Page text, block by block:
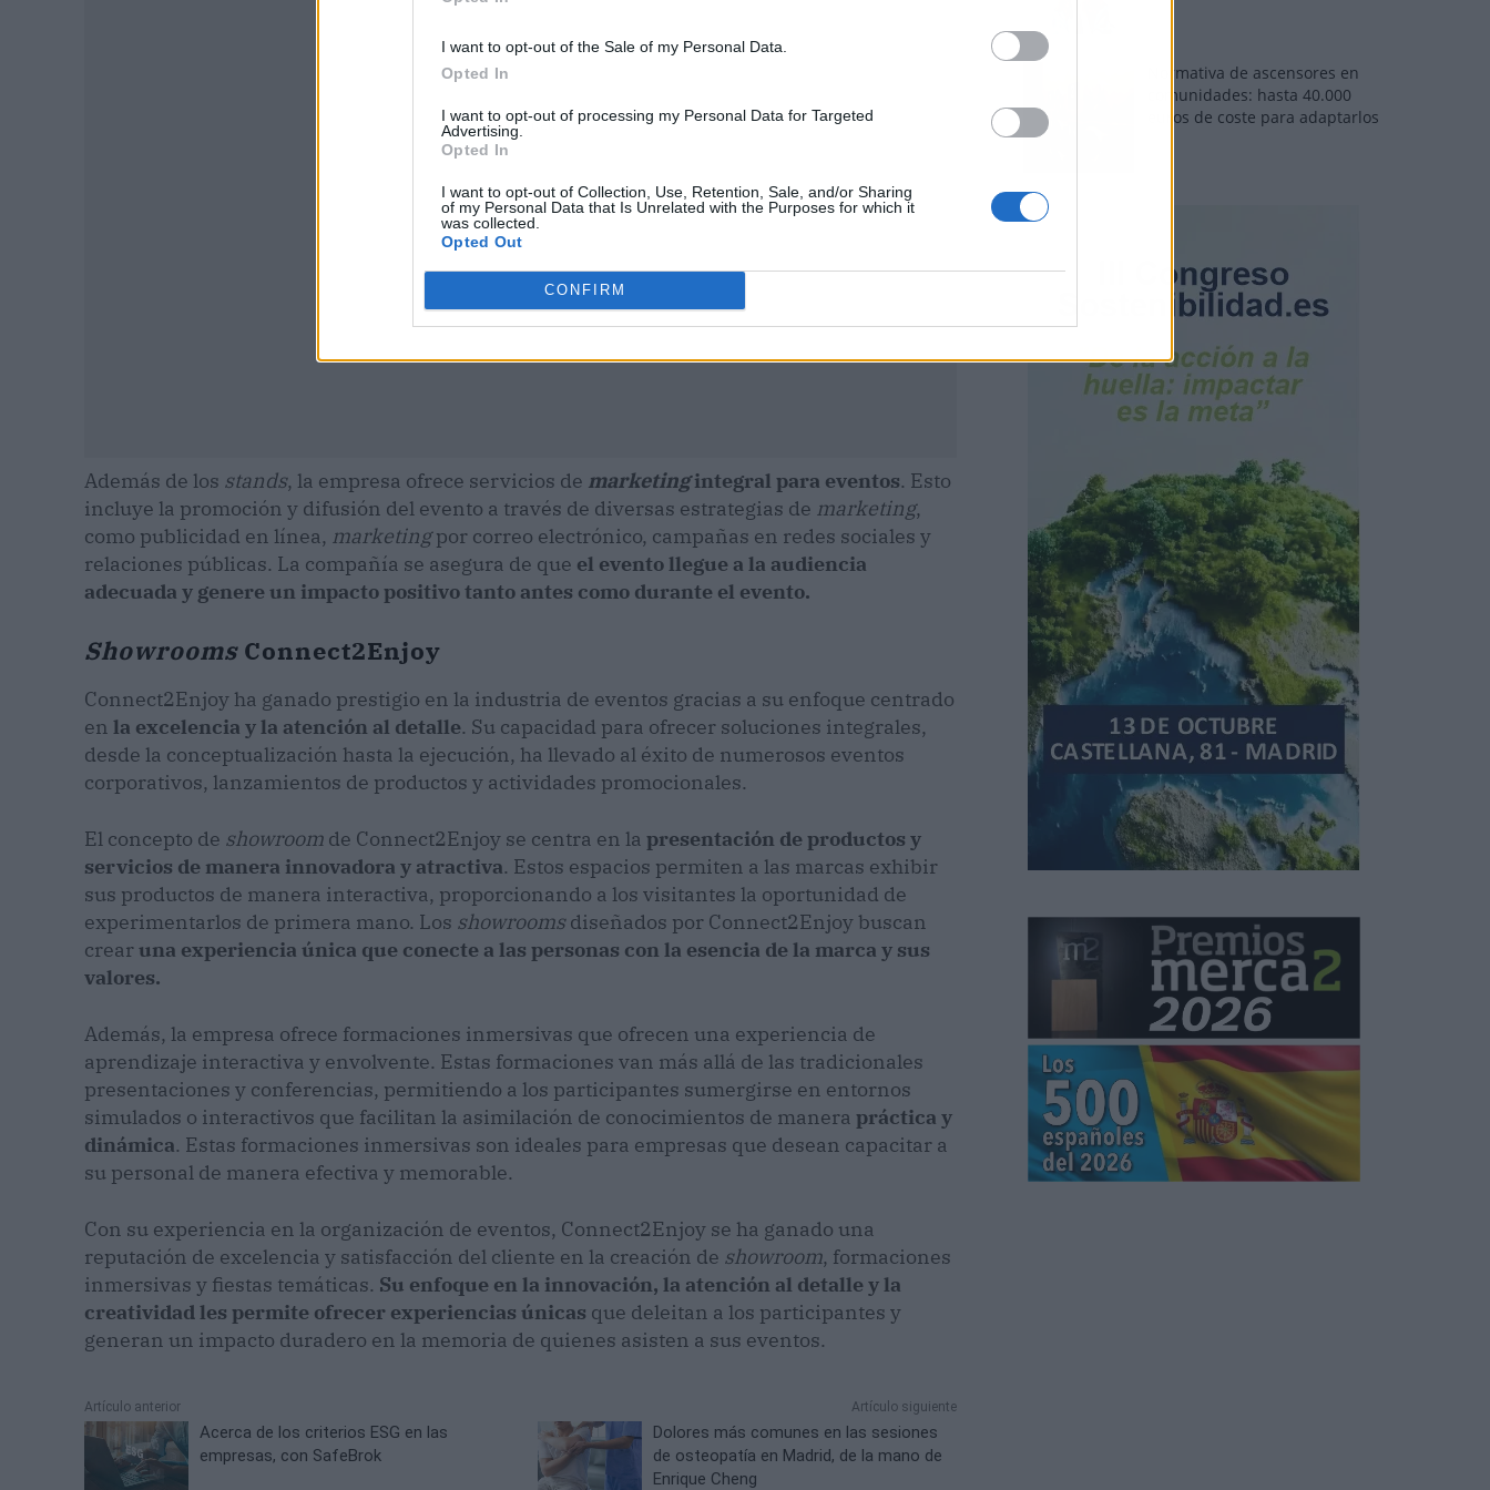
I want to opt-out of the Sale of my Personal Data.
Opted In
I want to opt-out of processing my Personal Data for Targeted
Advertising.
Opted In
I want to opt-out of Collection, Use, Retention, Sale, and/or Sharing
of my Personal Data that Is Unrelated with the Purposes for which it
was collected.
Opted Out
CONFIRM
Publicidad
Además de los stands, la empresa ofrece servicios de marketingintegral para eventos. Esto
incluye la promoción y difusión del evento a través de diversas estrategias de marketing,
como publicidad en línea, marketingpor correo electrónico, campañas en redes sociales y
relaciones públicas. La compañía se asegura de que el evento llegue a la audiencia
adecuada y genere un impacto positivo tanto antes como durante el evento.
Showrooms Connect2Enjoy
Connect2Enjoy ha ganado prestigio en la industria de eventos gracias a su enfoque centrado
en la excelencia y la atención al detalle. Su capacidad para ofrecer soluciones integrales,
desde la conceptualización hasta la ejecución, ha llevado al éxito de numerosos eventos
corporativos, lanzamientos de productos y actividades promocionales.
El concepto de showroom de Connect2Enjoy se centra en la presentación de productos y
servicios de manera innovadora y atractiva. Estos espacios permiten a las marcas exhibir
sus productos de manera interactiva, proporcionando a los visitantes la oportunidad de
experimentarlos de primera mano. Los showroomsdiseñados por Connect2Enjoy buscan
crearuna experiencia única que conecte a las personas con la esencia de la marca y sus
valores.
Además, la empresa ofrece formaciones inmersivas que ofrecen una experiencia de
aprendizaje interactiva y envolvente. Estas formaciones van más allá de las tradicionales
presentaciones y conferencias, permitiendo a los participantes sumergirse en entornos
simulados o interactivos que facilitan la asimilación de conocimientos de manera práctica y
dinámica. Estas formaciones inmersivas son ideales para empresas que desean capacitar a
su personal de manera efectiva y memorable.
Con su experiencia en la organización de eventos, Connect2Enjoy se ha ganado una
reputación de excelencia y satisfacción del cliente en la creación de showroom, formaciones
inmersivas y fiestas temáticas. Su enfoque en la innovación, la atención al detalle y la
creatividad les permite ofrecer experiencias únicas que deleitan a los participantes y
generan un impacto duradero en la memoria de quienes asisten a sus eventos.
Artículo anterior
Acerca de los criterios ESG en las
empresas, con SafeBrok
Artículo siguiente
Dolores más comunes en las sesiones
de osteopatía en Madrid, de la mano de
Enrique Cheng
Normativa de ascensores en
comunidades: hasta 40.000
euros de coste para adaptarlos